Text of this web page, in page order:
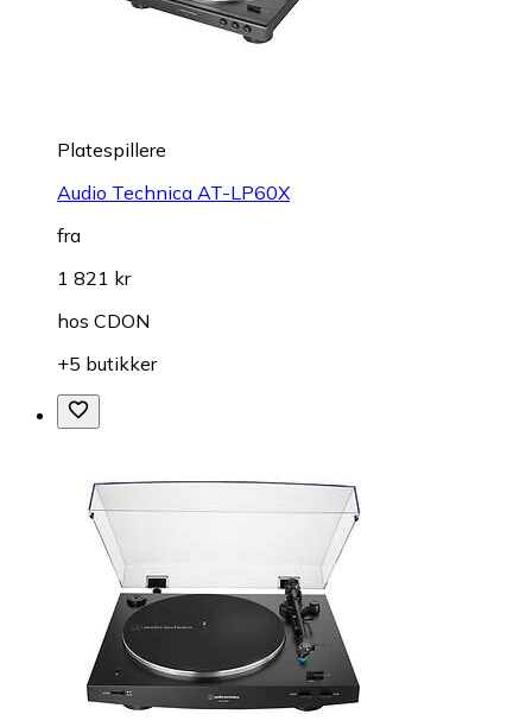
Platespillere
Audio Technica AT-LP60X
fra
1 821 kr
hos CDON
+5 butikker